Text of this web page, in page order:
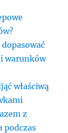
warunków
właściwą
z
podczas